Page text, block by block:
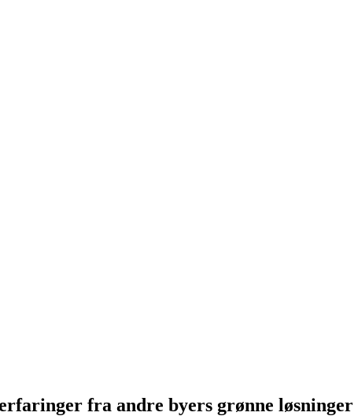
fra andre byers grønne løsninger